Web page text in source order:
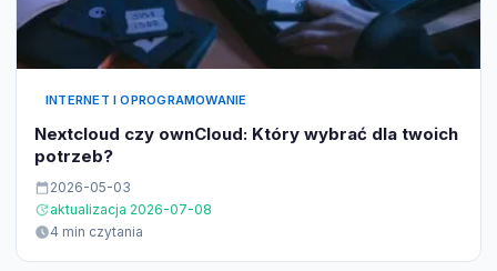
INTERNET I OPROGRAMOWANIE
Nextcloud czy ownCloud: Który wybrać dla twoich
potrzeb?
2026-05-03
aktualizacja 2026-07-08
4 min czytania